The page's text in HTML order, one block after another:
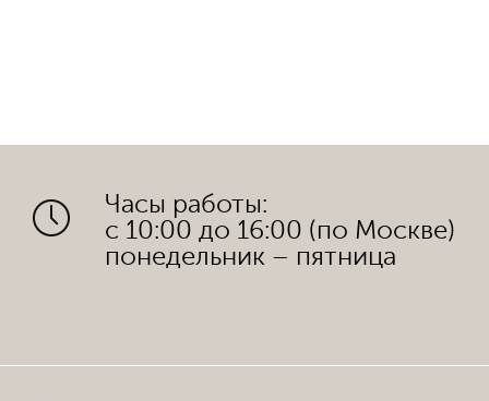
Часы работы:
с 10:00 до 16:00 (по Москве)
понедельник – пятница